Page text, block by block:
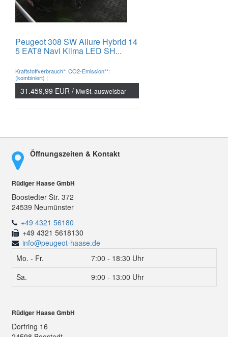
Peugeot 308 SW Allure Hybrid 14
5 EAT8 Navi Klima LED SH...
Kraftstoffverbrauch*: CO2-Emission**:
(kombiniert) |
31.459,99 EUR / MwSt. ausweisbar
Öffnungszeiten & Kontakt
Rüdiger Haase GmbH
Boostedter Str. 372
24539 Neumünster
+49 4321 56180
+49 4321 5618130
info@peugeot-haase.de
Mo. - Fr.
7:00 - 18:30 Uhr
Sa.
9:00 - 13:00 Uhr
Rüdiger Haase GmbH
Dorfring 16